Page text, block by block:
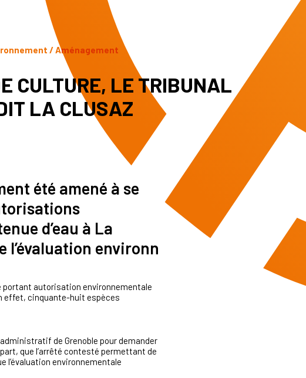
/ Aménagement
CULTURE, LE TRIBUNAL
LA CLUSAZ
été amené à se
d’eau à La
l’évaluation environn
portant autorisation environnementale
effet, cinquante-huit espèces
de Grenoble pour demander
que l’arrêté contesté permettant de
l’évaluation environnementale